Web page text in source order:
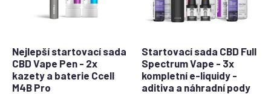
Nejlepší startovací sada
CBD Vape Pen - 2x
kazety a baterie Ccell
M4B Pro
Startovací sada CBD Full
Spectrum Vape - 3x
kompletní e-liquidy -
aditiva a náhradní pody